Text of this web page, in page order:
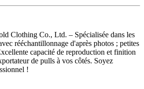
Clothing Co., Ltd. – Spécialisée dans les
rééchantillonnage d'après photos ; petites
capacité de reproduction et finition
de pulls à vos côtés. Soyez
!